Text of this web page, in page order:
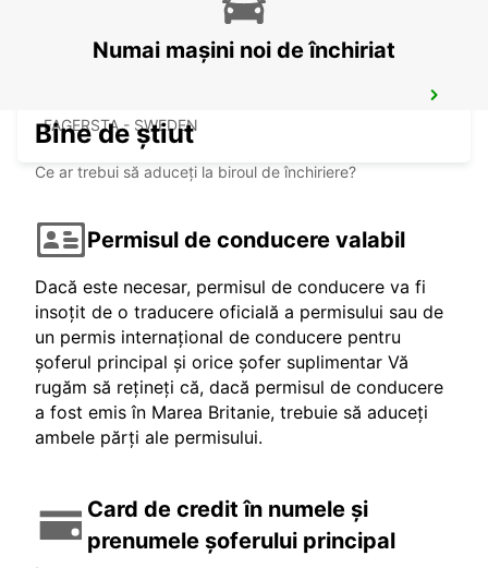
FAGERSTA - SWEDEN
Numai mașini noi de închiriat
Bine de știut
Ce ar trebui să aduceți la biroul de închiriere?
Permisul de conducere valabil
Dacă este necesar, permisul de conducere va fi
insoțit de o traducere oficială a permisului sau de
un permis internațional de conducere pentru
șoferul principal și orice șofer suplimentar Vă
rugăm să rețineți că, dacă permisul de conducere
a fost emis în Marea Britanie, trebuie să aduceți
ambele părți ale permisului.
Card de credit în numele și
prenumele șoferului principal